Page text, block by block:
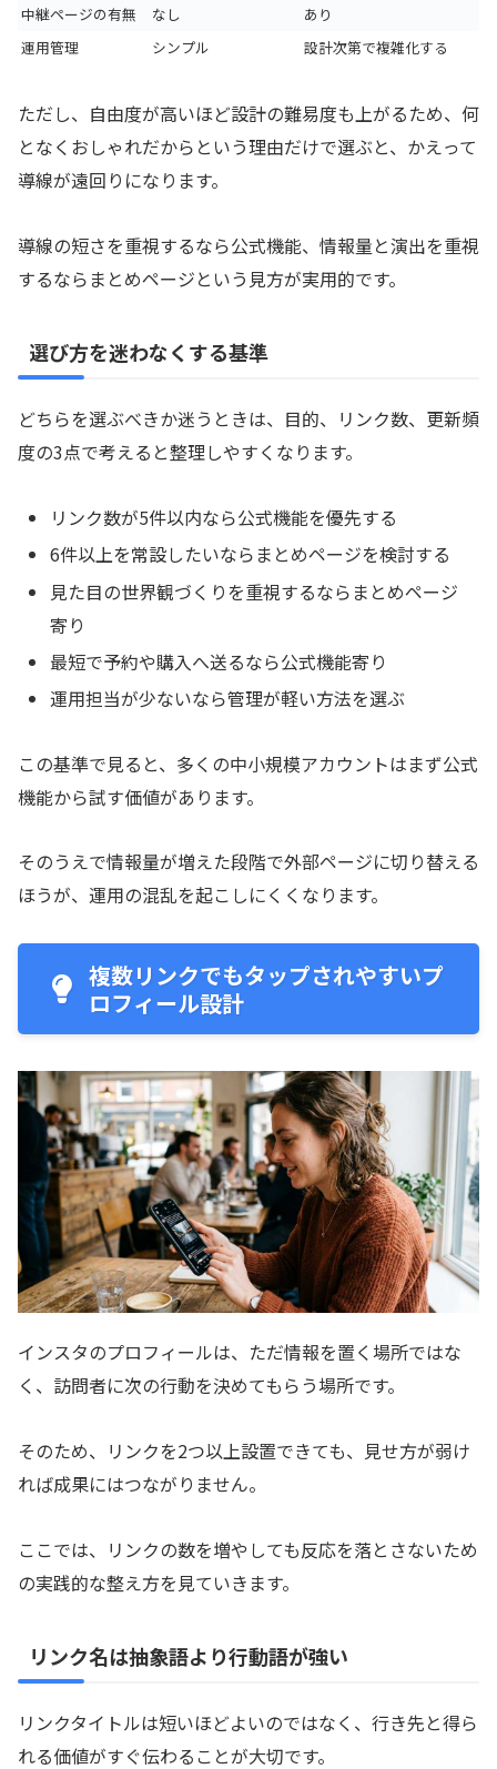
中継ページの有無
なし
あり
運用管理
シンプル 設計次第で複雑化する
ただし、自由度が高いほど設計の難易度も上がるため、何
となくおしゃれだからという理由だけで選ぶと、かえって
導線が遠回りになります。
導線の短さを重視するなら公式機能、情報量と演出を重視
するならまとめページという見方が実用的です。
選び方を迷わなくする基準
どちらを選ぶべきか迷うときは、目的、リンク数、更新頻
度の3点で考えると整理しやすくなります。
リンク数が5件以内なら公式機能を優先する
6件以上を常設したいならまとめページを検討する
見た目の世界観づくりを重視するならまとめページ
寄り
最短で予約や購入へ送るなら公式機能寄り
運用担当が少ないなら管理が軽い方法を選ぶ
この基準で見ると、多くの中小規模アカウントはまず公式
機能から試す価値があります。
そのうえで情報量が増えた段階で外部ページに切り替える
ほうが、運用の混乱を起こしにくくなります。
複数リンクでもタップされやすいプ
ロフィール設計
インスタのプロフィールは、ただ情報を置く場所ではな
く、訪問者に次の行動を決めてもらう場所です。
そのため、リンクを2つ以上設置できても、見せ方が弱け
れば成果にはつながりません。
ここでは、リンクの数を増やしても反応を落とさないため
の実践的な整え方を見ていきます。
リンク名は抽象語より行動語が強い
リンクタイトルは短いほどよいのではなく、行き先と得ら
れる価値がすぐ伝わることが大切です。